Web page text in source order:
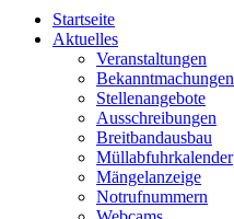
Startseite
Aktuelles
Veranstaltungen
Bekanntmachungen
Stellenangebote
Ausschreibungen
Breitbandausbau
Müllabfuhrkalender
Mängelanzeige
Notrufnummern